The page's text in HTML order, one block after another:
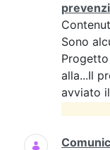
Sono
alla...Il
avviato il